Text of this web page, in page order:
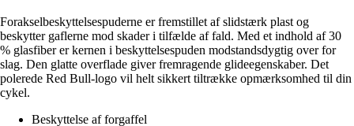
Forakselbeskyttelsespuderne er fremstillet af slidstærk plast og
beskytter gaflerne mod skader i tilfælde af fald. Med et indhold af 30
% glasfiber er kernen i beskyttelsespuden modstandsdygtig over for
slag. Den glatte overflade giver fremragende glideegenskaber. Det
polerede Red Bull-logo vil helt sikkert tiltrække opmærksomhed til din
cykel.
Beskyttelse af forgaffel